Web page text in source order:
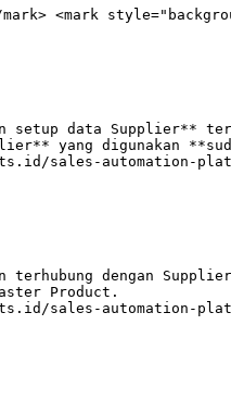
<mark
setup data Supplier**
yang digunakan
sales-automation-
dengan
sales-automation-